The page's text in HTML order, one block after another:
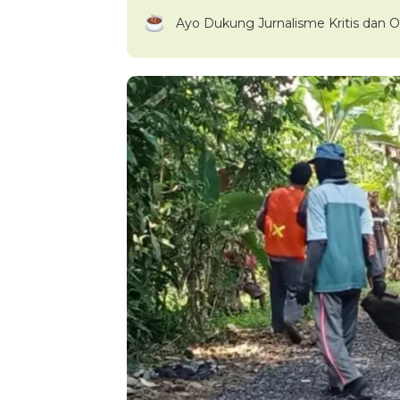
Ayo Dukung Jurnalisme Kritis dan